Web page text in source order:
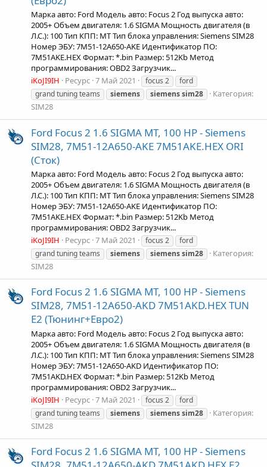
Марка авто: Ford Модель авто: Focus 2 Год выпуска авто:
2005+ Объем двигателя: 1.6 SIGMA Мощность двигателя (в
Л.С.): 100 Тип КПП: MT Тип блока управления: Siemens SIM28
Номер ЭБУ: 7M51-12A650-AKE Идентификатор ПО:
7M51AKE.HEX Формат: *.bin Размер: 512Kb Метод
программирования: OBD2 Загрузчик...
iKoJI9IH
Ресурс 7 Май 2021 focus 2
ford
grand tuning teams
siemens siemenssim28
Категория:
SIM28
Ford Focus 2 1.6 SIGMA MT, 100 HP - Siemens
SIM28, 7M51-12A650-AKE 7M51AKE.HEX ORI
(Сток)
Марка авто: Ford Модель авто: Focus 2 Год выпуска авто:
2005+ Объем двигателя: 1.6 SIGMA Мощность двигателя (в
Л.С.): 100 Тип КПП: MT Тип блока управления: Siemens SIM28
Номер ЭБУ: 7M51-12A650-AKE Идентификатор ПО:
7M51AKE.HEX Формат: *.bin Размер: 512Kb Метод
программирования: OBD2 Загрузчик...
iKoJI9IH
Ресурс 7 Май 2021 focus 2
ford
grand tuning teams
siemens siemenssim28
Категория:
SIM28
Ford Focus 2 1.6 SIGMA MT, 100 HP - Siemens
SIM28, 7M51-12A650-AKD 7M51AKD.HEX TUN
Е2 (Тюнинг+Евро2)
Марка авто: Ford Модель авто: Focus 2 Год выпуска авто:
2005+ Объем двигателя: 1.6 SIGMA Мощность двигателя (в
Л.С.): 100 Тип КПП: MT Тип блока управления: Siemens SIM28
Номер ЭБУ: 7M51-12A650-AKD Идентификатор ПО:
7M51AKD.HEX Формат: *.bin Размер: 512Kb Метод
программирования: OBD2 Загрузчик...
iKoJI9IH
Ресурс 7 Май 2021 focus 2
ford
grand tuning teams
siemens siemenssim28
Категория:
SIM28
Ford Focus 2 1.6 SIGMA MT, 100 HP - Siemens